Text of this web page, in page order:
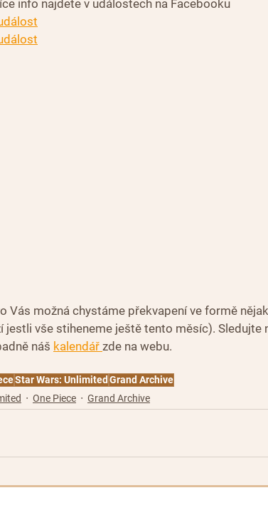
info najdete v událostech na Facebooku
Vás možná chystáme překvapení ve formě
jestli vše stiheneme ještě tento měsíc). Sledujte
náš kalendář zde na webu.
Star Wars: Unlimited Grand Archive
One Piece Grand Archive